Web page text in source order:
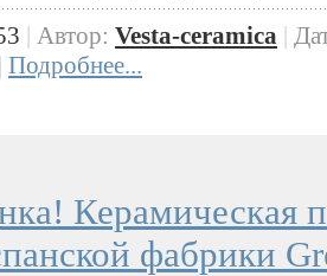
| Автор: Vesta-ceramica |
| Подробнее...
Керамическая
фабрики